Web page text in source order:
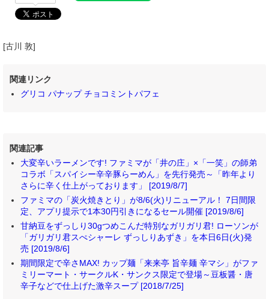
[古川 敦]
関連リンク
グリコ パナップ チョコミントパフェ
関連記事
大変辛いラーメンです! ファミマが「井の庄」×「一笑」の師弟
コラボ「スパイシー辛辛豚らーめん」を先行発売～「昨年より
さらに辛く仕上がっております」 [2019/8/7]
ファミマの「炭火焼きとり」が8/6(火)リニューアル！ 7日間限
定、アプリ提示で1本30円引きになるセール開催 [2019/8/6]
甘納豆をずっしり30gつめこんだ特別なガリガリ君! ローソンが
「ガリガリ君スぺシャーレ ずっしりあずき」を本日6日(火)発
売 [2019/8/6]
期間限定で辛さMAX! カップ麺「来来亭 旨辛麺 辛マシ」がファ
ミリーマート・サークルK・サンクス限定で登場～豆板醤・唐
辛子などで仕上げた激辛スープ [2018/7/25]